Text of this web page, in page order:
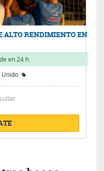
ALTO RENDIMIENTO EN
en 24 h.
Unido